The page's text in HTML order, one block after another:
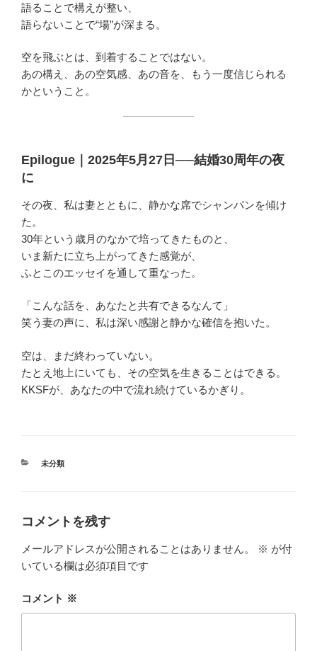
語ることで構えが整い、
語らないことで“場”が深まる。
空を飛ぶとは、到着することではない。
あの構え、あの空気感、あの音を、もう一度信じられる
かということ。
Epilogue｜2025年5月27日──結婚30周年の夜
に
その夜、私は妻とともに、静かな席でシャンパンを傾け
た。
30年という歳月のなかで培ってきたものと、
いま新たに立ち上がってきた感覚が、
ふとこのエッセイを通して重なった。
「こんな話を、あなたと共有できるなんて」
笑う妻の声に、私は深い感謝と静かな確信を抱いた。
空は、まだ終わっていない。
たとえ地上にいても、その空気を生きることはできる。
KKSFが、あなたの中で流れ続けているかぎり。
カ
未分類
コメントを残す
メールアドレスが公開されることはありません。 ※ が付
いている欄は必須項目です
コメント ※